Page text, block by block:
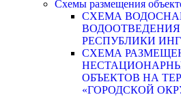
Схемы размещения
СХЕМА
ВОДООТВЕДЕНИЯ
РЕСПУБЛИКИ
СХЕМА
ОБЪЕКТОВ НА
«ГОРОДСКОЙ